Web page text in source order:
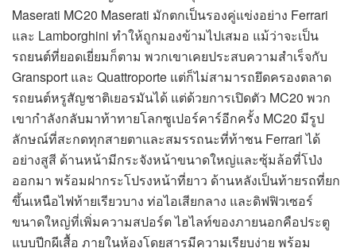
Maserati MC20 Maserati มักตกเป็นรองคู่แข่งอย่าง Ferrari
และ Lamborghini ทำให้ถูกมองข้ามไปเสมอ แม้ว่าจะเป็น
รถยนต์ที่ยอดเยี่ยมก็ตาม พวกเขาเคยประสบความสำเร็จกับ
Gransport และ Quattroporte แต่ก็ไม่สามารถยึดครองตลาด
รถยนต์หรูสัญชาติเยอรมันได้ แต่ด้วยการเปิดตัว MC20 พวก
เขากำลังกลับมาท้าทายโลกซูเปอร์คาร์อีกครั้ง MC20 มีรูป
ลักษณ์ที่สะกดทุกสายตาและสมรรถนะที่ท้าชน Ferrari ได้
อย่างสูสี ด้านหน้ามีกระจังหน้าขนาดใหญ่และซุ้มล้อที่โป่ง
ออกมา พร้อมฝากระโปรงหน้าที่ยาว ด้านหลังเป็นท้ายรถที่ยก
ขึ้นเหนือไฟท้ายเรียวบาง ท่อไอเสียกลาง และดิฟฟิวเซอร์
ขนาดใหญ่ที่เพิ่มความสปอร์ต ไฮไลท์ของภายนอกคือประตู
แบบปีกผีเสื้อ ภายในห้องโดยสารมีความเรียบง่าย พร้อม